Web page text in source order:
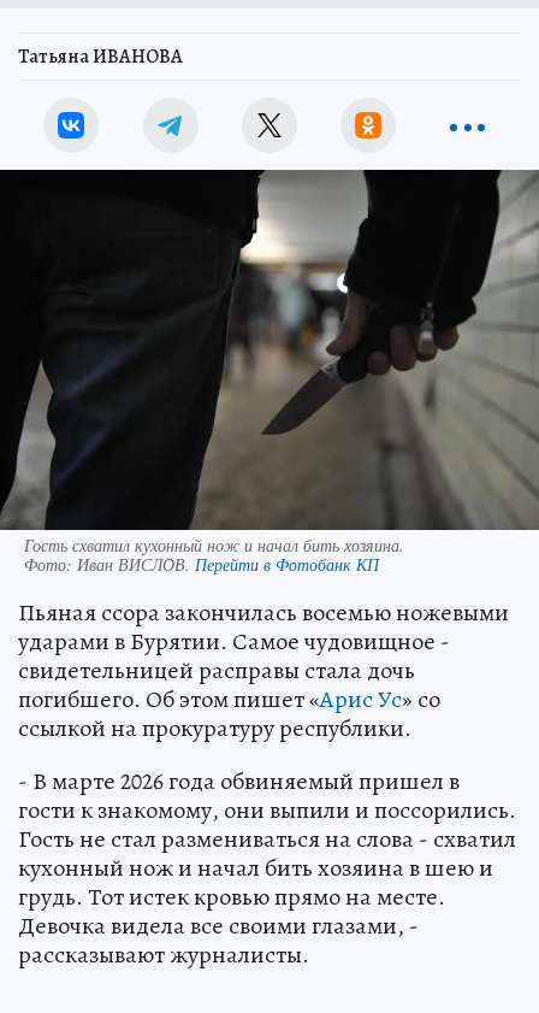
Татьяна ИВАНОВА
Гость схватил кухонный нож и начал бить хозяина.
Фото: Иван ВИСЛОВ. Перейти в Фотобанк КП
Пьяная ссора закончилась восемью ножевыми
ударами в Бурятии. Самое чудовищное -
свидетельницей расправы стала дочь
погибшего. Об этом пишет «Арис Ус» со
ссылкой на прокуратуру республики.
- В марте 2026 года обвиняемый пришел в
гости к знакомому, они выпили и поссорились.
Гость не стал размениваться на слова - схватил
кухонный нож и начал бить хозяина в шею и
грудь. Тот истек кровью прямо на месте.
Девочка видела все своими глазами, -
рассказывают журналисты.